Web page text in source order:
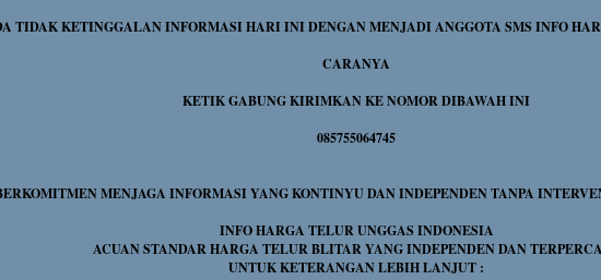
TIDAK KETINGGALAN INFORMASI HARI INI DENGAN MENJADI ANGGOTA SMS INFO
CARANYA
KETIK GABUNG KIRIMKAN KE NOMOR DIBAWAH INI
085755064745
MENJAGA INFORMASI YANG KONTINYU DAN INDEPENDEN TANPA
INFO HARGA TELUR UNGGAS INDONESIA
ACUAN STANDAR HARGA TELUR BLITAR YANG INDEPENDEN DAN
UNTUK KETERANGAN LEBIH LANJUT :